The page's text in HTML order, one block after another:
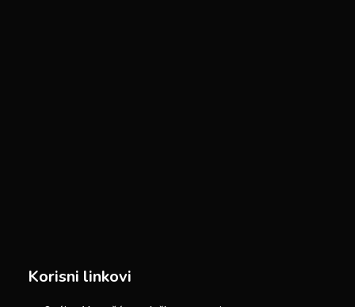
Korisni linkovi